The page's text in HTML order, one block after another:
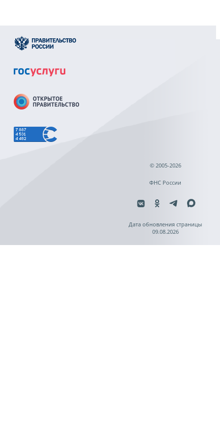
© 2005-2026
ФНС России
Дата обновления страницы
09.08.2026